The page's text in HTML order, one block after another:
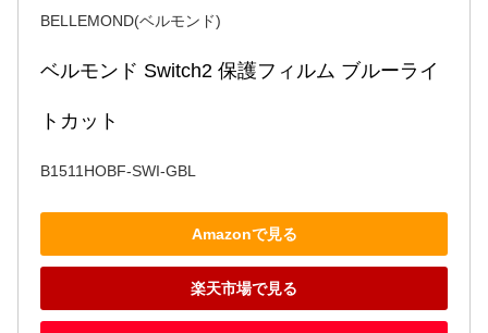
BELLEMOND(ベルモンド)
ベルモンド Switch2 保護フィルム ブルーライ
トカット
B1511HOBF-SWI-GBL
Amazonで見る
楽天市場で見る